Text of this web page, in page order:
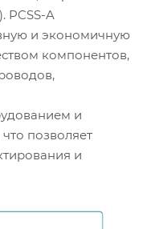
PCSS-A
и экономичную
компонентов,
и
позволяет
и